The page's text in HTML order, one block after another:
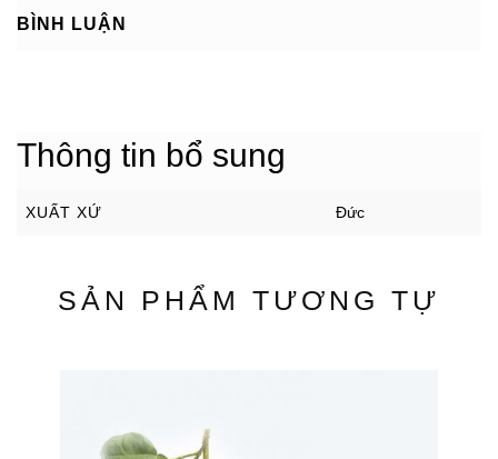
BÌNH LUẬN
Thông tin bổ sung
XUẤT XỨ Đức
SẢN PHẨM TƯƠNG TỰ